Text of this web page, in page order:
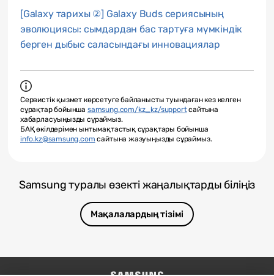
[Galaxy тарихы ②] Galaxy Buds сериясының
эволюциясы: сымдардан бас тартуға мүмкіндік
берген дыбыс саласындағы инновациялар
Сервистік қызмет көрсетуге байланысты туындаған кез келген
сұрақтар бойынша samsung.com/kz_kz/supportсайтына
хабарласуыңызды сұраймыз.
БАҚ өкілдерімен ынтымақтастық сұрақтары бойынша
info.kz@samsung.com сайтына жазуыңызды сұраймыз.
Samsung туралы өзекті жаңалықтарды біліңіз
Мақалалардың тізімі